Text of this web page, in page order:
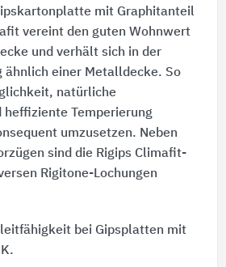
mit Graphitanteil
vereint den guten Wohnwert
und verhält sich in der
ähnlich einer Metalldecke. So
natürliche
heffiziente Temperierung
umzusetzen. Neben
sind die Rigips Climafit-
Rigitone-Lochungen
bei Gipsplatten mit
.